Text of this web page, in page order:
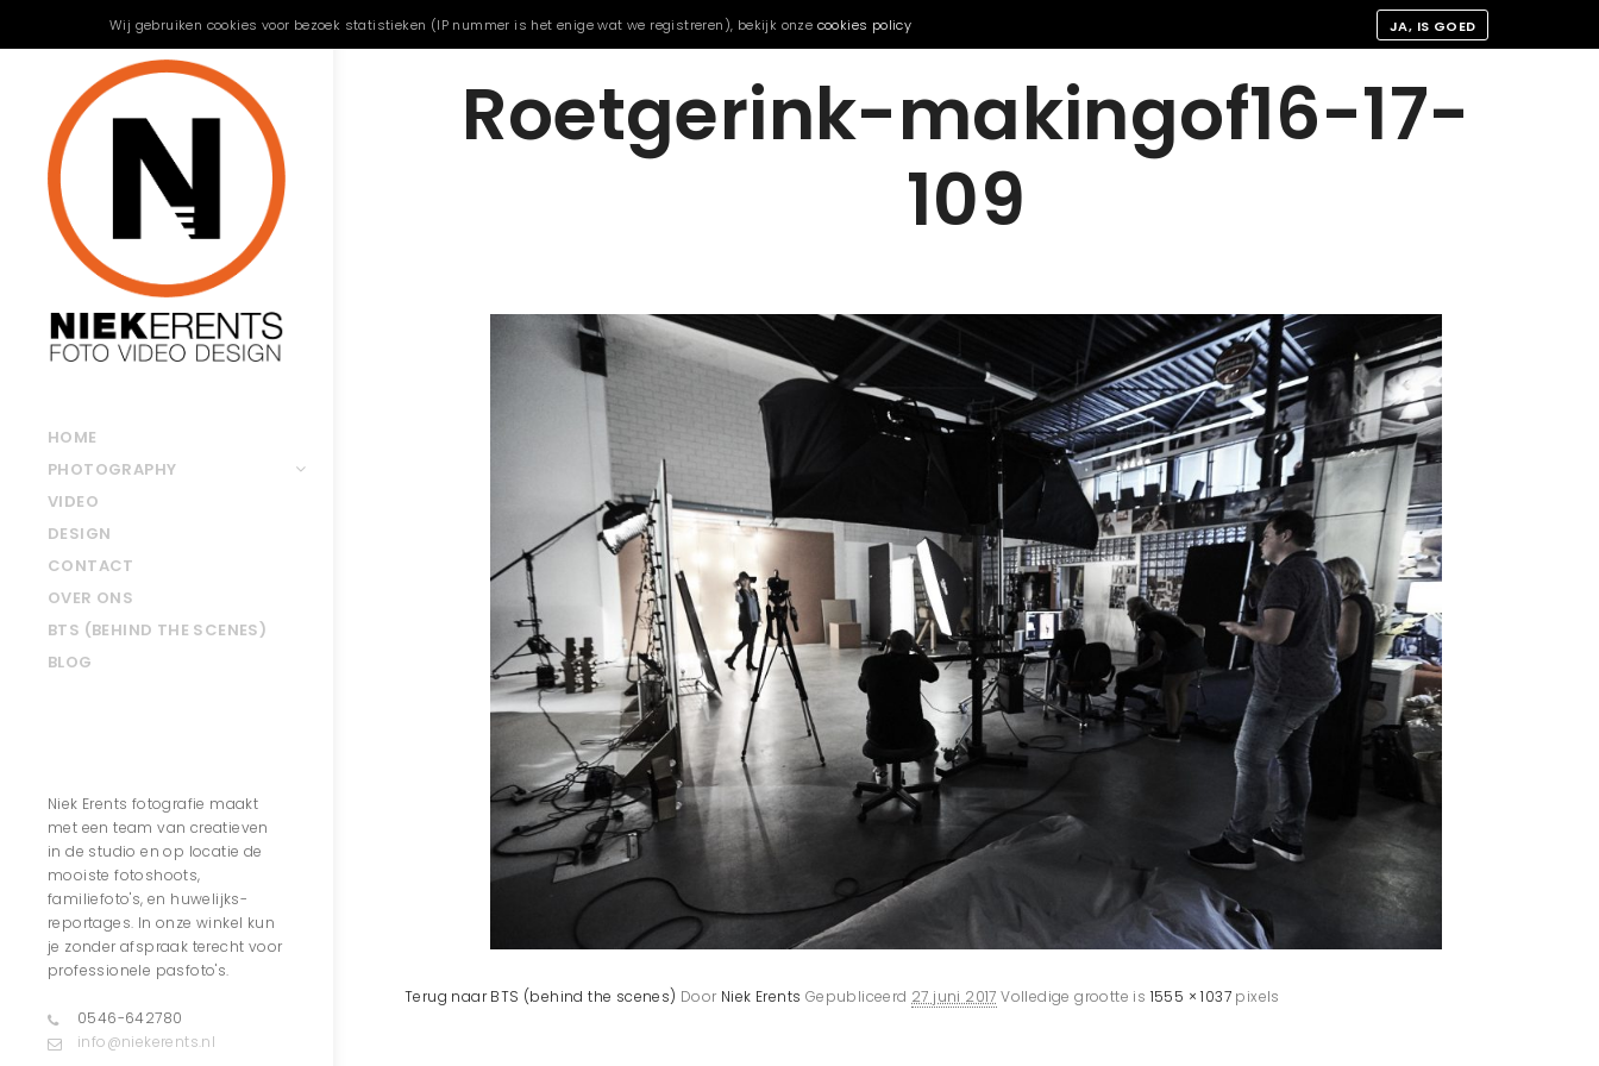
HOME
PHOTOGRAPHY
VIDEO
DESIGN
CONTACT
OVER ONS
BTS (BEHIND THE SCENES)
BLOG
Niek Erents fotografie maakt
met een team van creatieven
in de studio en op locatie de
mooiste fotoshoots,
familiefoto's, en huwelijks-
reportages. In onze winkel kun
je zonder afspraak terecht voor
professionele pasfoto's.
0546-642780
info@niekerents.nl
Roetgerink-makingof16-17-
109
Terug naar BTS (behind the scenes) Door Niek Erents Gepubliceerd 27 juni 2017 Volledige grootte is 1555 × 1037 pixels
Wij gebruiken cookies voor bezoek statistieken (IP nummer is het enige wat we registreren), bekijk onze cookies policy JA, IS GOED